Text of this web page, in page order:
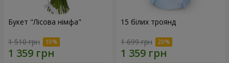
Букет "Лісова німфа"
1 510 грн
15 білих троянд
1 699 грн